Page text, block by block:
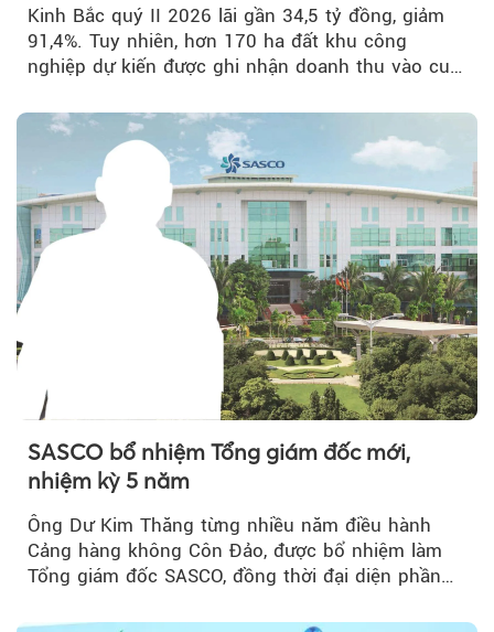
Kinh Bắc quý II 2026 lãi gần 34,5 tỷ đồng, giảm
91,4%. Tuy nhiên, hơn 170 ha đất khu công
nghiệp dự kiến được ghi nhận doanh thu vào cuối
SASCO bổ nhiệm Tổng giám đốc mới,
nhiệm kỳ 5 năm
Ông Dư Kim Thăng từng nhiều năm điều hành
Cảng hàng không Côn Đảo, được bổ nhiệm làm
Tổng giám đốc SASCO, đồng thời đại diện phần